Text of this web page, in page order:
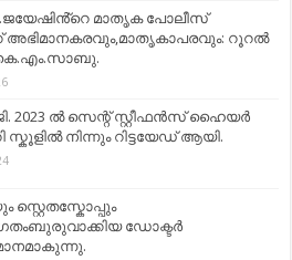
മാതൃക പോലീസ്
അഭിമാനകരവും,മാതൃകാപരവും: റൂറൽ
2023 ൽ സെന്റ് സ്റ്റീഫൻസ് ഹൈയർ
സ്കൂളിൽ നിന്നും റിട്ടയേഡ് ആയി.
സ്റ്റെതസ്കോപ്പും
ഡോക്ടർ